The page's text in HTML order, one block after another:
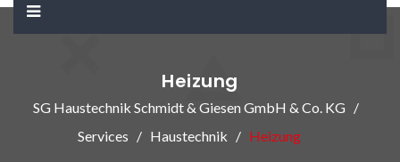
Heizung
SG Haustechnik Schmidt & Giesen GmbH & Co. KG
Services
Haustechnik Heizung